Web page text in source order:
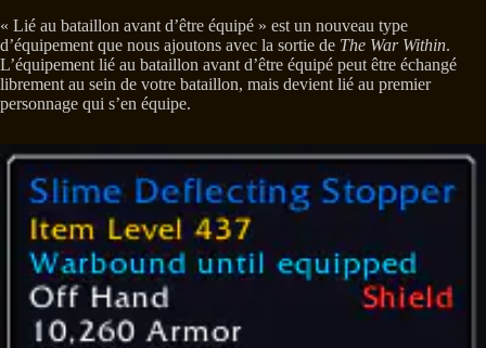
« Lié au bataillon avant d’être équipé » est un nouveau type
d’équipement que nous ajoutons avec la sortie de The War Within.
L’équipement lié au bataillon avant d’être équipé peut être échangé
librement au sein de votre bataillon, mais devient lié au premier
personnage qui s’en équipe.